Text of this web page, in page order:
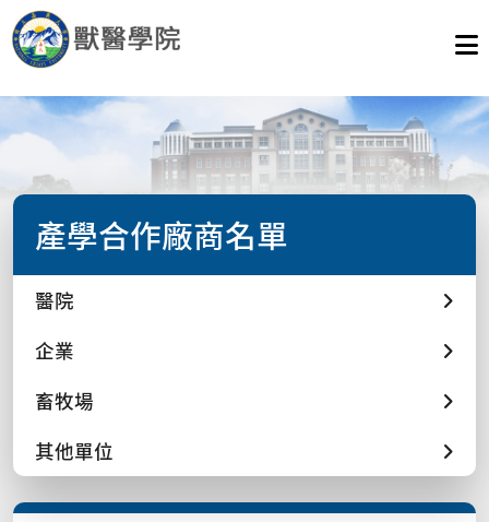
產學合作廠商名單
醫院
企業
畜牧場
其他單位